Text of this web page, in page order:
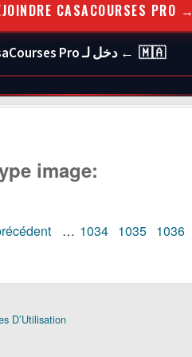
CASACOURSES PRO →
🇲🇦 ← دخل لـ CasaCourses Pro
image:
… 1034 1035 1036
D’Utilisation